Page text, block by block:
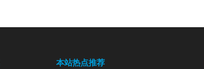
本站热点推荐